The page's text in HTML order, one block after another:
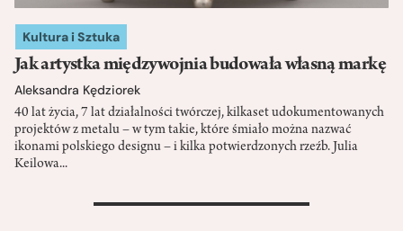
Kultura i Sztuka
Jak artystka międzywojnia budowała własną markę
Aleksandra Kędziorek
40 lat życia, 7 lat działalności twórczej, kilkaset udokumentowanych
projektów z metalu – w tym takie, które śmiało można nazwać
ikonami polskiego designu – i kilka potwierdzonych rzeźb. Julia
Keilowa...
>